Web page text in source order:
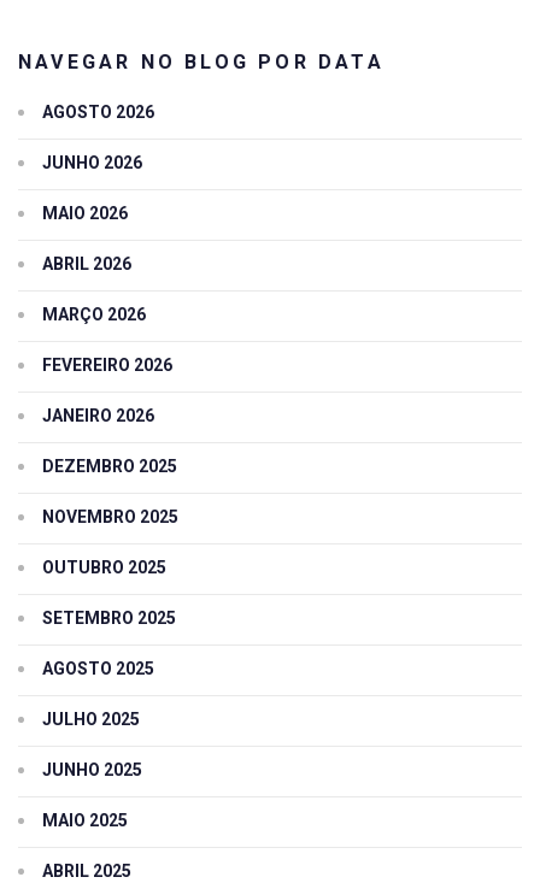
NAVEGAR NO BLOG POR DATA
AGOSTO 2026
JUNHO 2026
MAIO 2026
ABRIL 2026
MARÇO 2026
FEVEREIRO 2026
JANEIRO 2026
DEZEMBRO 2025
NOVEMBRO 2025
OUTUBRO 2025
SETEMBRO 2025
AGOSTO 2025
JULHO 2025
JUNHO 2025
MAIO 2025
ABRIL 2025